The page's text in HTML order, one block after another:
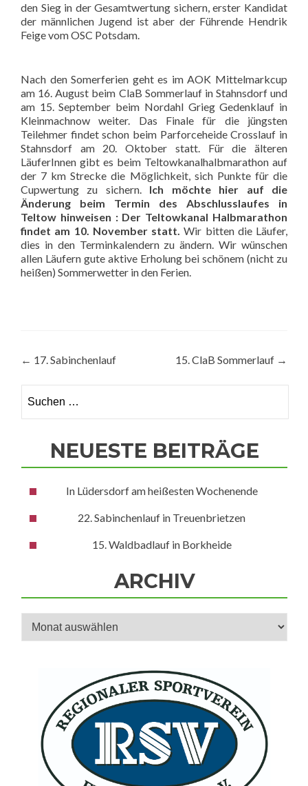
den Sieg in der Gesamtwertung sichern, erster Kandidat
der männlichen Jugend ist aber der Führende Hendrik
Feige vom OSC Potsdam.
Nach den Somerferien geht es im AOK Mittelmarkcup
am 16. August beim ClaB Sommerlauf in Stahnsdorf und
am 15. September beim Nordahl Grieg Gedenklauf in
Kleinmachnow weiter. Das Finale für die jüngsten
Teilehmer findet schon beim Parforceheide Crosslauf in
Stahnsdorf am 20. Oktober statt. Für die älteren
LäuferInnen gibt es beim Teltowkanalhalbmarathon auf
der 7 km Strecke die Möglichkeit, sich Punkte für die
Cupwertung zu sichern. Ich möchte hier auf die
Änderung beim Termin des Abschlusslaufes in
Teltow hinweisen : Der Teltowkanal Halbmarathon
findet am 10. November statt. Wir bitten die Läufer,
dies in den Terminkalendern zu ändern. Wir wünschen
allen Läufern gute aktive Erholung bei schönem (nicht zu
heißen) Sommerwetter in den Ferien.
Beitragsnavigation
← 17. Sabinchenlauf 15. ClaB Sommerlauf →
nach:
NEUESTE BEITRÄGE
In Lüdersdorf am heißesten Wochenende
22. Sabinchenlauf in Treuenbrietzen
15. Waldbadlauf in Borkheide
ARCHIV
Archiv